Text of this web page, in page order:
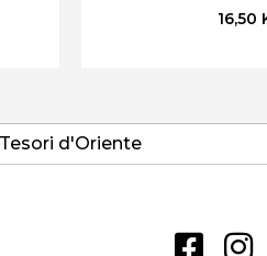
16,50
Tesori d'Oriente